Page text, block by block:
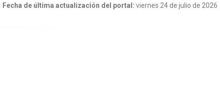
Fecha de última actualización del portal: viernes 24 de julio de 2026